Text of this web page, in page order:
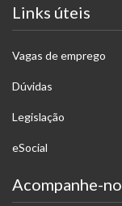
Links úteis
Vagas de emprego
Dúvidas
Legislação
eSocial
Acompanhe-